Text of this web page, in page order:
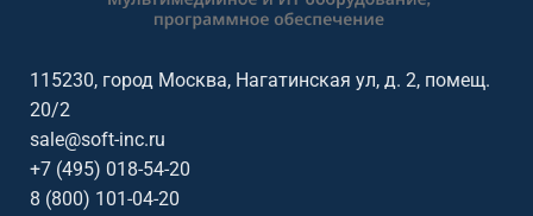
115230, город Москва, Нагатинская ул, д. 2, помещ.
20/2
sale@soft-inc.ru
+7 (495) 018-54-20
8 (800) 101-04-20